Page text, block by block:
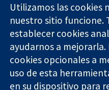
Evidencia fiable.
Decisiones
informadas.
Mejor salud.
11-13
Square
W1G
Reino
Utilizamos las cookies
nuestro sitio funcione.
establecer cookies
ayudarnos a
cookies opcionales a
uso de esta
en su dispositivo para